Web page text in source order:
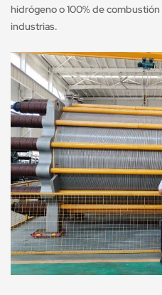
hidrógeno o 100% de
industrias.